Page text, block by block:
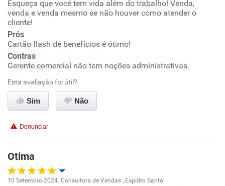
Oportunidade de promoção
Conciliação com a vida familiar
Benefícios
Não recomenda esta empresa
Esqueça que você tem vida além do trabalho! Venda,
venda e venda mesmo se não houver como atender o
cliente!
Prós
Cartão flash de benefícios é ótimo!
Contras
Gerente comercial não tem noções administrativas.
Esta avaliação foi útil?
Sim Não
Denunciar
Otima
10 Setembro 2024. Consultora de Vendas , Espírito Santo